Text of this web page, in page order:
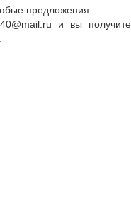
предложения.
и вы получите